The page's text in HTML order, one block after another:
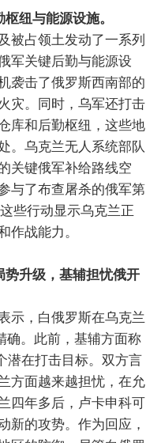
纽与能源设施。
被占领土发动了一系列
军关键后勤与能源设
袭击了俄罗斯西南部的
灾。同时，乌军还打击
库和后勤枢纽，这些地
。乌克兰无人系统部队
关键俄军补给路线空
与了布查屠杀的俄军第
些行动显示乌克兰正
作战能力。
势升级，基辅担忧俄开
示，白俄罗斯在乌克兰
确。此前，基辅方面称
潜在打击目标。双方言
方面越来越担忧，在允
四年多后，卢卡申科可
新的攻势。作为回应，